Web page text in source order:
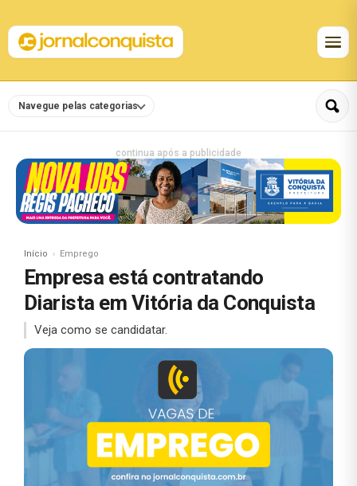
Navegue pelas categorias
continua após a publicidade
Início Emprego
Empresa está contratando
Diarista em Vitória da Conquista
Veja como se candidatar.